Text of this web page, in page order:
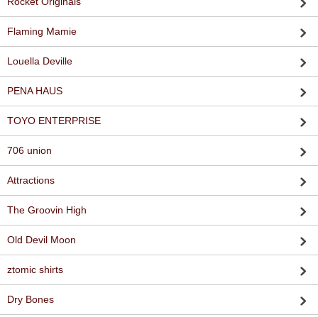
Flaming Mamie
Louella Deville
PENA HAUS
TOYO ENTERPRISE
706 union
Attractions
The Groovin High
Old Devil Moon
ztomic shirts
Dry Bones